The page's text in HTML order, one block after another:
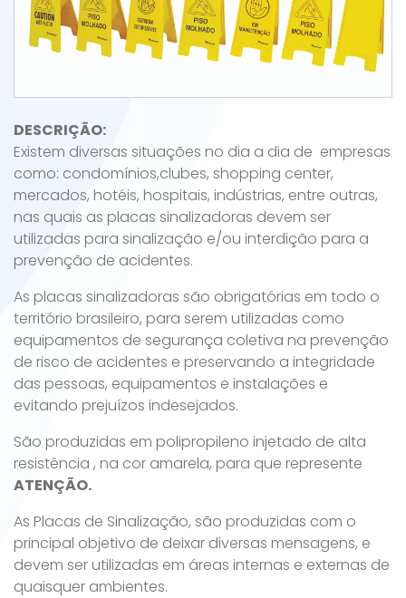
DESCRIÇÃO:
Existem diversas situações no dia a dia de empresas
como: condomínios,clubes, shopping center,
mercados, hotéis, hospitais, indústrias, entre outras,
nas quais as placas sinalizadoras devem ser
utilizadas para sinalização e/ou interdição para a
prevenção de acidentes.
As placas sinalizadoras são obrigatórias em todo o
território brasileiro, para serem utilizadas como
equipamentos de segurança coletiva na prevenção
de risco de acidentes e preservando a integridade
das pessoas, equipamentos e instalações e
evitando prejuízos indesejados.
São produzidas em polipropileno injetado de alta
resistência , na cor amarela, para que represente
ATENÇÃO.
As Placas de Sinalização, são produzidas com o
principal objetivo de deixar diversas mensagens, e
devem ser utilizadas em áreas internas e externas de
quaisquer ambientes.